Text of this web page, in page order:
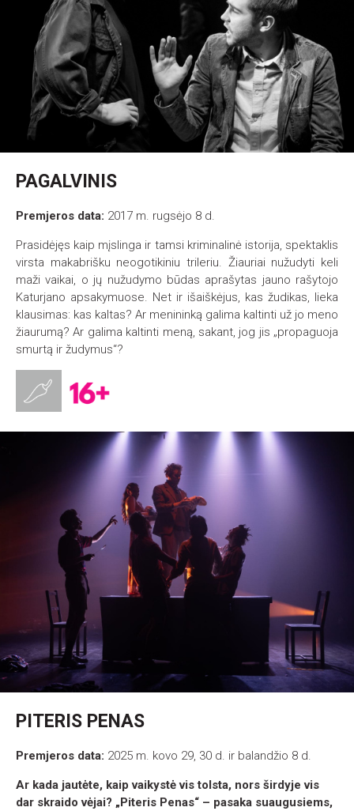
PAGALVINIS
Premjeros data: 2017 m. rugsėjo 8 d.
Prasidėjęs kaip mįslinga ir tamsi kriminalinė istorija, spektaklis
virsta makabrišku neogotikiniu trileriu. Žiauriai nužudyti keli
maži vaikai, o jų nužudymo būdas aprašytas jauno rašytojo
Katurjano apsakymuose. Net ir išaiškėjus, kas žudikas, lieka
klausimas: kas kaltas? Ar menininką galima kaltinti už jo meno
žiaurumą? Ar galima kaltinti meną, sakant, jog jis „propaguoja
smurtą ir žudymus“?
PITERIS PENAS
Premjeros data: 2025 m. kovo 29, 30 d. ir balandžio 8 d.
Ar kada jautėte, kaip vaikystė vis tolsta, nors širdyje vis
dar skraido vėjai? „Piteris Penas“ – pasaka suaugusiems,